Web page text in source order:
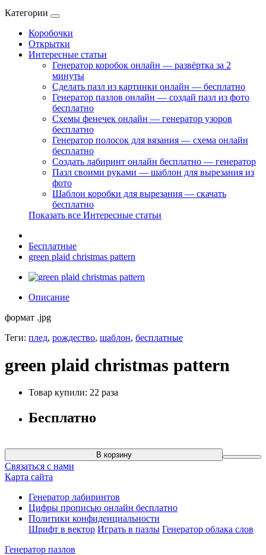
Категории
Коробочки
Открытки
Интересные статьи
Генератор коробок онлайн — развёртка за 2
минуты
Сделать пазл из картинки онлайн — бесплатно
Генератор пазлов онлайн — создай пазл из фото
бесплатно
Схемы фенечек онлайн — генератор узоров
бесплатно
Генератор полосок для вязания — схема онлайн
бесплатно
Создать лабиринт онлайн бесплатно — генератор
Пазл своими руками — шаблон для вырезания из
фото
Шаблон коробки для вырезания — скачать
бесплатно
Показать все Интересные статьи
Бесплатные
green plaid christmas pattern
Описание
формат .jpg
Теги: плед, рождество, шаблон, бесплатные
green plaid christmas pattern
Товар купили: 22 раза
Бесплатно
В корзину
Связаться с нами
Карта сайта
Генератор лабиринтов
Цифры прописью онлайн бесплатно
Политики конфиденциальности
Шрифт в вектор Играть в пазлы Генератор облака слов
Генератор пазлов